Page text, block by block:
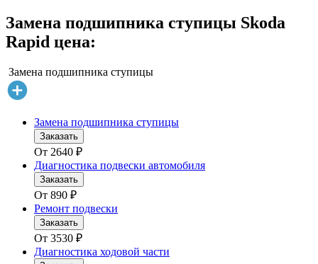
Замена подшипника ступицы Skoda
Rapid цена:
Замена подшипника ступицы
Замена подшипника ступицы
Заказать
От 2640 ₽
Диагностика подвески автомобиля
Заказать
От 890 ₽
Ремонт подвески
Заказать
От 3530 ₽
Диагностика ходовой части